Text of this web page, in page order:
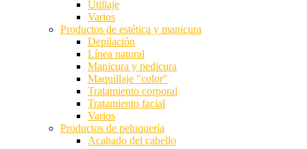
Utillaje
Varios
Productos de estética y manicura
Depilación
Línea natural
Manicura y pedicura
Maquillaje "color"
Tratamiento corporal
Tratamiento facial
Varios
Productos de peluquería
Acabado del cabello